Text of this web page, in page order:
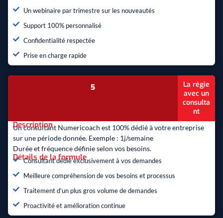
Un webinaire par trimestre sur les nouveautés
Support 100% personnalisé
Confidentialité respectée
Prise en charge rapide
5
La régie
avec un
consulta
nt
Description
Un consultant Numericoach est 100% dédié à votre entreprise
sur une période donnée. Exemple : 1j/semaine
Durée et fréquence définie selon vos besoins.
Détails de la formule
Consultant dédié exclusivement à vos demandes
Meilleure compréhension de vos besoins et processus
Traitement d’un plus gros volume de demandes
Proactivité et amélioration continue